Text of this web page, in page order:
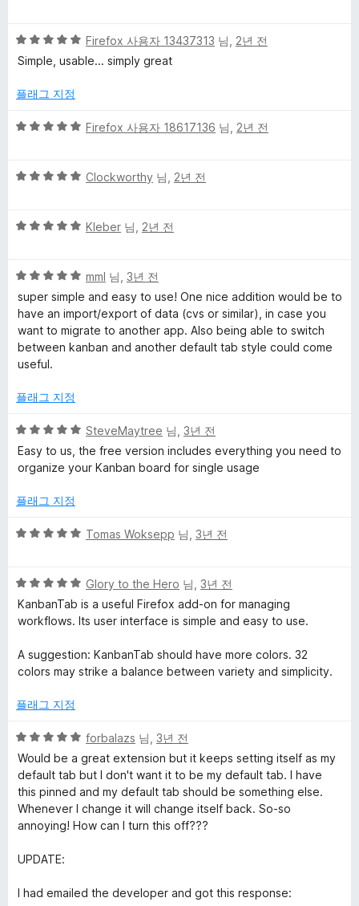
L
i
s
t
에
한
리
뷰
점
점
에
점
5
점
점
5
Firefox 사용자 13437313 님, 2년 전
Simple, usable... simply great
플래그 지정
5
점
점
Firefox 사용자 18617136 님, 2년 전
5
점
점
Clockworthy 님, 2년 전
5
점
에
5
점
Kleber 님, 2년 전
5
점
만
점
에
5
mml 님, 3년 전
super simple and easy to use! One nice addition would be to
have an import/export of data (cvs or similar), in case you
want to migrate to another app. Also being able to switch
between kanban and another default tab style could come
useful.
플래그 지정
5
점
만
에
점
SteveMaytree 님, 3년 전
Easy to us, the free version includes everything you need to
organize your Kanban board for single usage
플래그 지정
5
점
에
5
Tomas Woksepp 님, 3년 전
5
점
만
에
5
Glory to the Hero 님, 3년 전
KanbanTab is a useful Firefox add-on for managing
workflows. Its user interface is simple and easy to use.
A suggestion: KanbanTab should have more colors. 32
colors may strike a balance between variety and simplicity.
플래그 지정
5
점
만
점
에
5
forbalazs 님, 3년 전
Would be a great extension but it keeps setting itself as my
default tab but I don't want it to be my default tab. I have
this pinned and my default tab should be something else.
Whenever I change it will change itself back. So-so
annoying! How can I turn this off???
UPDATE:
I had emailed the developer and got this response: